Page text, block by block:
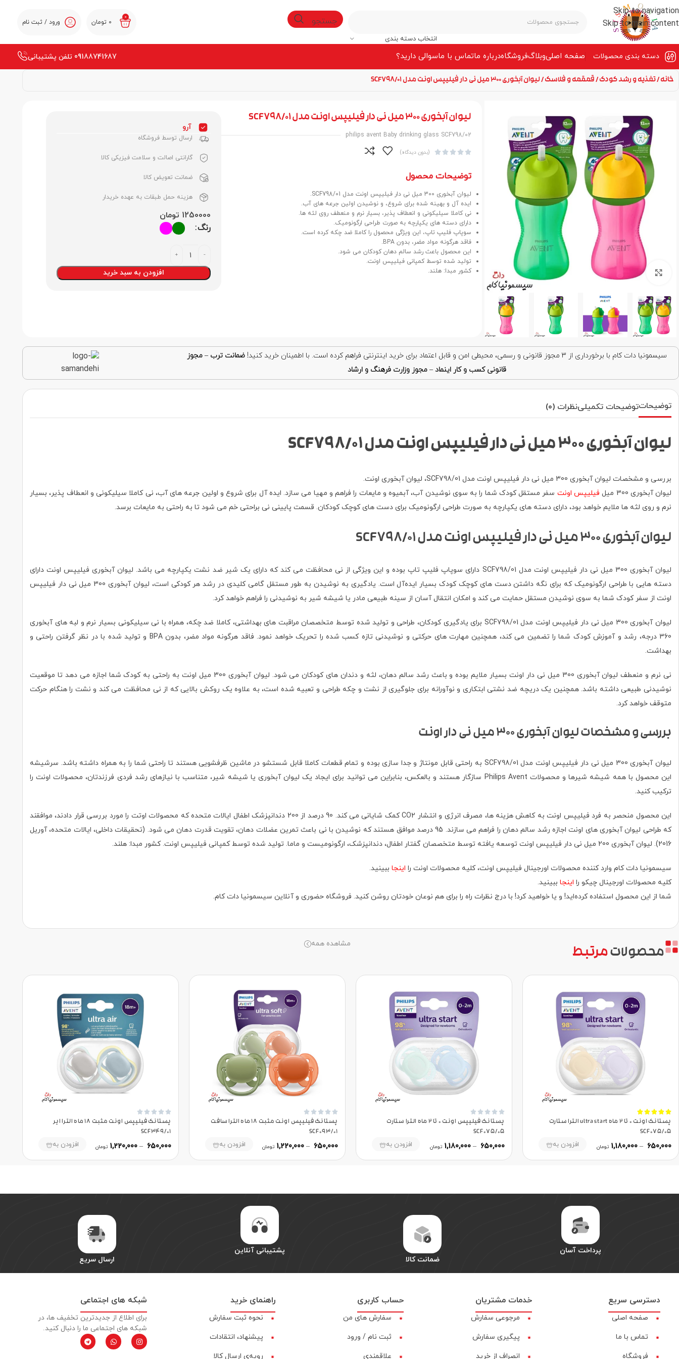
Skip to navigation
Skip to main content
انتخاب دسته بندی
جستجو 0
0 تومان ورود / ثبت نام
دسته بندی محصولات صفحه‌ اصلیوبلاگفروشگاهدرباره ماتماس با ماسوالی دارید؟ 09188741687 تلفن پشتیبانی
خانه تغذیه و رشد کودک قمقمه و فلاسک لیوان آبخوری 300 میل نی دار فیلیپس اونت مدل SCF798/01
برای بزرگنمایی کلیک کنید
لیوان آبخوری 300 میل نی دار فیلیپس اونت مدل SCF798/01
philips avent Baby drinking glass SCF798/02




 (بدون دیدگاه)
توضیحات محصول
لیوان آبخوری 300 میل نی دار فیلیپس اونت مدل SCF798/01.
ایده آل و بهینه شده برای شروع، و نوشیدن اولین جرعه های آب.
نی کاملا سیلیکونی و انعطاف پذیر، بسیار نرم و منعطف روی لثه ها.
دارای دسته های یکپارچه به صورت طراحی ارگونومیک.
سوپاپ فلیپ تاپ، این ویژگی محصول را کاملا ضد چکه کرده است.
فاقد هرگونه مواد مضر، بدون BPA.
این محصول باعث رشد سالم دهان کودکان می شود.
تولید شده توسط کمپانی فیلیپس اونت.
کشور مبدا: هلند.
آرو
ارسال توسط فروشگاه
گارانتی اصالت و سلامت فیزیکی کالا
ضمانت تعویض کالا
هزینه حمل طبقات به عهده خریدار
1250000 تومان
رنگ
افزودن به سبد خرید
سیسمونیا دات کام با برخورداری از ۳ مجوز قانونی و رسمی، محیطی امن و قابل اعتماد برای خرید اینترنتی فراهم کرده است. با اطمینان خرید کنید! ضمانت ترب – مجوز
قانونی کسب و کار اینماد– مجوز وزارت فرهنگ و ارشاد
توضیحاتتوضیحات تکمیلینظرات (0)
لیوان آبخوری 300 میل نی دار فیلیپس اونت مدل SCF798/01
بررسی و مشخصات لیوان آبخوری 300 میل نی دار فیلیپس اونت مدل SCF798/01، لیوان آبخوری اونت.
لیوان آبخوری 300 میل
فیلیپس اونت سفر مستقل کودک شما را به سوی نوشیدن آب، آبمیوه و مایعات را فراهم و مهیا می سازد. ایده آل برای شروع و اولین جرعه های آب، نی کاملا سیلیکونی و انعطاف پذیر، بسیار
نرم و روی لثه ها ملایم خواهد بود، دارای دسته های یکپارچه به صورت طراحی ارگونومیک برای دست های کوچک کودکان. قسمت پایینی نی براحتی خم می شود تا به راحتی به مایعات برسد.
لیوان آبخوری 300 میل نی دار فیلیپس اونت مدل SCF798/01
لیوان آبخوری 300 میل نی دار فیلیپس اونت مدل SCF798/01 دارای سوپاپ فلیپ تاپ بوده و این ویژگی از نی محافظت می کند که دارای یک شیر ضد نشت یکپارچه می باشد.
لیوان آبخوری فیلیپس اونت دارای
دسته هایی با طراحی ارگونومیک که برای نگه داشتن دست های کوچک کودک بسیار ایده‌آل است. یادگیری به نوشیدن به طور مستقل گامی کلیدی در رشد هر کودکی است، لیوان آبخوری 300 میل نی دار فیلیپس
اونت از سفر کودک شما به سوی نوشیدن مستقل حمایت می کند و امکان انتقال آسان از سینه طبیعی مادر یا شیشه شیر به نوشیدنی را فراهم خواهد کرد.
لیوان آبخوری 300 میل نی دار فیلیپس اونت مدل SCF798/01 برای یادگیری کودکان، طراحی و تولید شده توسط متخصصان مراقبت های بهداشتی، کاملا ضد چکه، همراه با نی سیلیکونی بسیار نرم و لبه های آبخوری
360 درجه، رشد و آموزش کودک شما را تضمین می کند، همچنين مهارت های حرکتی و نوشیدنی تازه کسب شده را تحریک خواهد نمود. فاقد هرگونه مواد مضر، بدون BPA و تولید شده با در نظر گرفتن راحتی و
بهداشت.
نی نرم و منعطف لیوان آبخوری 300 میل نی دار اونت بسیار ملایم بوده و باعث رشد سالم دهان، لثه و دندان های کودکان می شود. لیوان آبخوری 300 میل اونت به راحتی به کودک شما اجازه می دهد تا موقعیت
نوشیدنی طبیعی داشته باشد. همچنین یک دریچه ضد نشتی ابتکاری و نوآورانه برای جلوگیری از نشت و چکه طراحی و تعبیه شده است، به علاوه یک روکش بالایی که از نی محافظت می کند و نشت را هنگام حرکت
متوقف خواهد کرد.
بررسی و مشخصات لیوان آبخوری 300 میل نی دار اونت
لیوان آبخوری 300 میل نی دار فیلیپس اونت مدل SCF798/01 به راحتی قابل مونتاژ و جدا سازی بوده و تمام قطعات کاملا قابل شستشو در ماشین ظرفشویی هستند تا راحتی شما را به همراه داشته باشد. سرشیشه
این محصول با همه شیشه شیرها و محصولات Philips Avent سازگار هستند و بالعکس، بنابراین می توانید برای ایجاد یک لیوان آبخوری یا شیشه شیر، متناسب با نیازهای رشد فردی فرزندتان، محصولات اونت را
ترکیب کنید.
این محصول منحصر به فرد فیلیپس اونت به کاهش هزینه ها، مصرف انرژی و انتشار CO2 کمک شایانی می کند. 90 درصد از 200 دندانپزشک اطفال ایالات متحده که محصولات اوتت را مورد بررسی قرار دادند، موافقند
که طراحی لیوان آبخوری های اونت اجازه رشد سالم دهان را فراهم می سازند. 95 درصد موافق هستند که نوشیدن با نی باعث تمرین عضلات دهان، تقویت قدرت دهان می شود. (تحقیقات داخلی، ایالات متحده، آوریل
2016). لیوان آبخوری 200 میل نی دار فیلیپس اونت توسعه یافته توسط متخصصان گفتار اطفال، دندانپزشک، ارگونومیست و ماما. تولید شده توسط کمپانی فیلیپس اونت. کشور مبدا: هلند.
سیسمونیا دات کام وارد کننده محصولات اورجينال فیلیپس اونت، کلیه محصولات اونت را اینجا ببینید.
کلیه محصولات اورجينال چیکو را اینجا ببینید.
شما از این محصول استفاده کرده‌اید! و یا خواهید کرد! با درج نظرات راه را برای هم نوعان خودتان روشن کنید. فروشگاه حضوری‌ و آنلاین سیسمونیا دات کام.
محصولاتمرتبط
مشاهده همه





پستانک اونت 0 تا 2 ماه ultra start الترا ستارت
SCF075/05
650,000
–
1,180,000 تومان افزودن به





پستانک فیلیپس اونت 0 تا 2 ماه الترا ستارت
SCF075/05
650,000
–
1,180,000 تومان افزودن به





پستانک فیلیپس اونت مثبت 18 ماه الترا سافت
SCF093/01
650,000
–
1,220,000 تومان افزودن به





پستانک فیلیپس اونت مثبت 18 ماه الترا ایر
SCF349/01
650,000
–
1,220,000 تومان افزودن به
پرداخت آسان
ضمانت کالا
پشتیبانی آنلاین
ارسال سریع
دسترسی سریع
صفحه اصلی
تماس با ما
فروشگاه
خدمات مشتریان
مرجوعی سفارش
پیگیری سفارش
انصراف از خرید
حساب کاربری
سفارش های من
ثبت نام / ورود
علاقمندی
راهنمای خرید
نحوه ثبت سفارش
پیشنهاد، انتقادات
رویه‌ی ارسال کالا
شبکه های اجتماعی
برای اطلاع از جدیدترین تخفیف ها، در
شبکه های اجتماعی ما را دنبال کنید.